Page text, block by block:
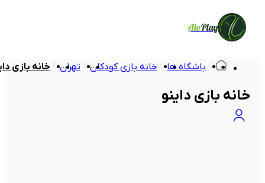
AloPlay
باشگاه ها خانه بازی کودکان تهران خانه بازی
خانه بازی داینو